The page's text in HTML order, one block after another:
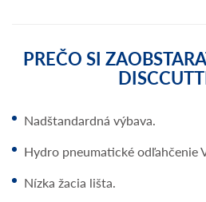
PREČO SI
Nadštandardná výbava.
Hydro pneumatické odľahčenie
Nízka žacia lišta.